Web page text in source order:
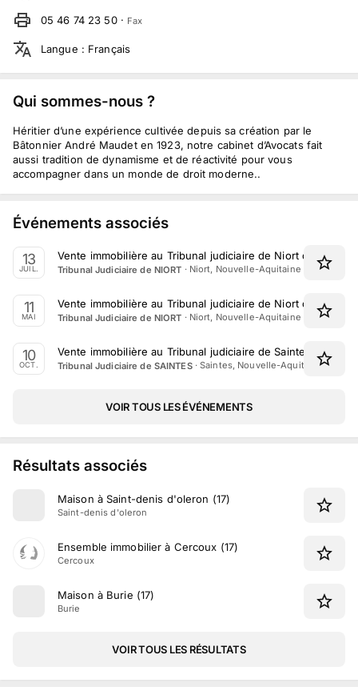
05 46 74 23 50 · Fax
Langue : Français
Qui sommes-nous ?
Héritier d’une expérience cultivée depuis sa création par le
Bâtonnier André Maudet en 1923, notre cabinet d’Avocats fait
aussi tradition de dynamisme et de réactivité pour vous
accompagner dans un monde de droit moderne..
Événements associés
13
JUIL.
Vente immobilière au Tribunal judiciaire de Niort du 13
Tribunal Judiciaire de NIORT · Niort, Nouvelle-Aquitaine
11
MAI
Vente immobilière au Tribunal judiciaire de Niort du 11 Mai
Tribunal Judiciaire de NIORT · Niort, Nouvelle-Aquitaine
10
OCT.
Vente immobilière au Tribunal judiciaire de Saintes le 10
Tribunal Judiciaire de SAINTES·Saintes, Nouvelle-Aquitaine
VOIR TOUS LES ÉVÉNEMENTS
Résultats associés
Maison à Saint-denis d'oleron (17)
Saint-denis d'oleron
Ensemble immobilier à Cercoux (17)
Cercoux
Maison à Burie (17)
Burie
VOIR TOUS LES RÉSULTATS